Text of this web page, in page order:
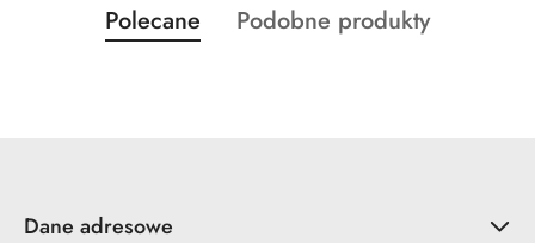
Pomiń karuzelę produktów
Produkty
o
Polecane
Produkty
Podobne produkty
Dane adresowe